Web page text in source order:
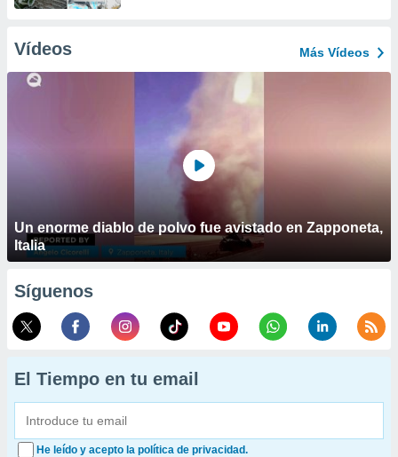
Vídeos Más Vídeos
Un enorme diablo de polvo fue avistado en Zapponeta,
Italia
Síguenos
El Tiempo en tu email
He leído y acepto la política de privacidad.